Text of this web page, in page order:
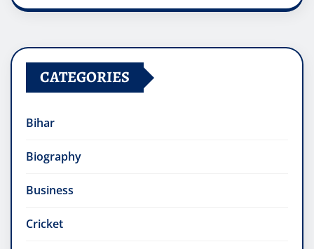
CATEGORIES
Bihar
Biography
Business
Cricket